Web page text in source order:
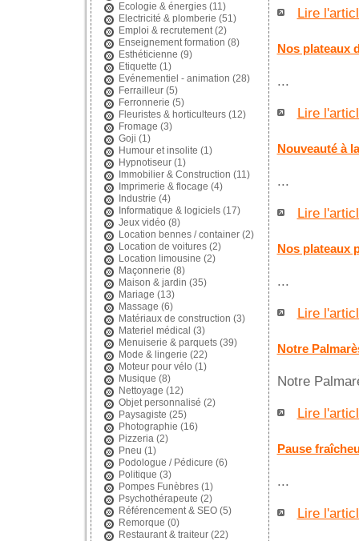
Ecologie & énergies(11)
Electricité & plomberie (51)
Emploi & recrutement(2)
Enseignement formation (8)
Esthéticienne (9)
Etiquette (1)
Evénementiel - animation (28)
Ferrailleur(5)
Ferronnerie (5)
Fleuristes & horticulteurs(12)
Fromage (3)
Goji (1)
Humour et insolite (1)
Hypnotiseur(1)
Immobilier & Construction (11)
Imprimerie & flocage (4)
Industrie (4)
Informatique & logiciels(17)
Jeux vidéo (8)
Location bennes / container(2)
Location de voitures(2)
Location limousine (2)
Maçonnerie (8)
Maison & jardin (35)
Mariage (13)
Massage (6)
Matériaux de construction (3)
Materiel médical (3)
Menuiserie & parquets(39)
Mode & lingerie (22)
Moteur pour vélo (1)
Musique (8)
Nettoyage (12)
Objet personnalisé (2)
Paysagiste (25)
Photographie (16)
Pizzeria (2)
Pneu (1)
Podologue / Pédicure (6)
Politique (3)
Pompes Funèbres(1)
Psychothérapeute (2)
Référencement & SEO(5)
Remorque (0)
Restaurant & traiteur(22)
Lire
Nos plateaux
...
Lire
Nouveauté à
...
Lire
Nos plateaux
...
Lire
Notre
Notre
Lire
Pause
...
Lire